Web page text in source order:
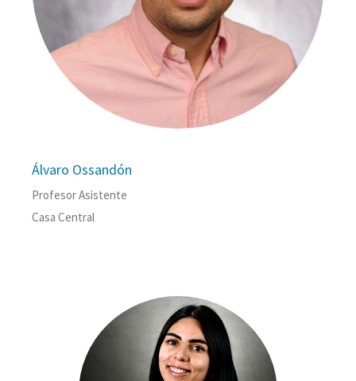
Álvaro Ossandón
Profesor Asistente
Casa Central